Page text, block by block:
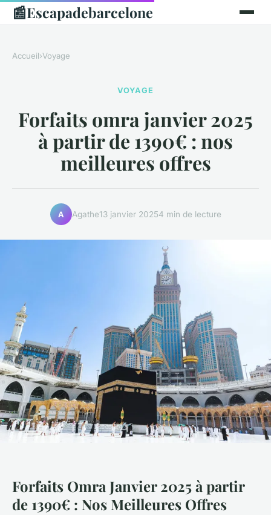
📰Escapadebarcelone
Accueil›Voyage
VOYAGE
Forfaits omra janvier 2025
à partir de 1390€ : nos
meilleures offres
A Agathe13 janvier 20254 min de lecture
Forfaits Omra Janvier 2025 à partir
de 1390€ : Nos Meilleures Offres